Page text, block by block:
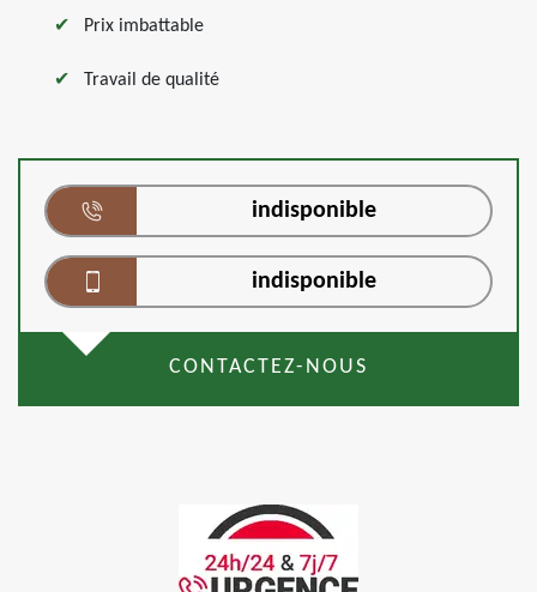
Prix imbattable
Travail de qualité
indisponible
indisponible
CONTACTEZ-NOUS